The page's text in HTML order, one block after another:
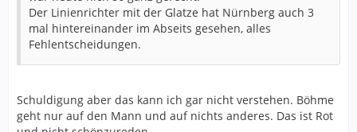
Der Linienrichter mit der Glatze hat Nürnberg auch 3
mal hintereinander im Abseits gesehen, alles
Fehlentscheidungen.
Schuldigung aber das kann ich gar nicht verstehen. Böhme
geht nur auf den Mann und auf nichts anderes. Das ist Rot